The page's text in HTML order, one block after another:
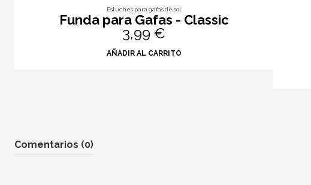
Estuches para gafas de sol
Funda para Gafas - Classic
3,99 €
AÑADIR AL CARRITO
Comentarios (0)